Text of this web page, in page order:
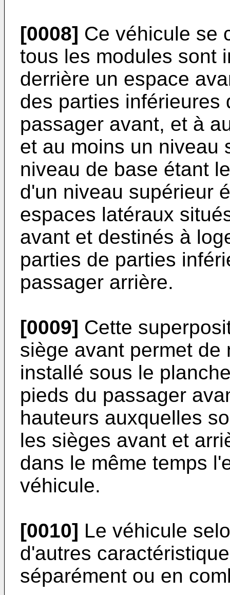
[0008] Ce véhicule se
tous les modules sont
derrière un espace
des parties inférieures
passager avant, et à
et au moins un niveau
niveau de base étant
d'un niveau supérieur
espaces latéraux
avant et destinés à
parties de parties
passager arrière.
[0009] Cette
siège avant permet
installé sous le
pieds du passager
hauteurs auxquelles
les sièges avant et
dans le même temps
véhicule.
[0010] Le véhicule
d'autres
séparément ou en